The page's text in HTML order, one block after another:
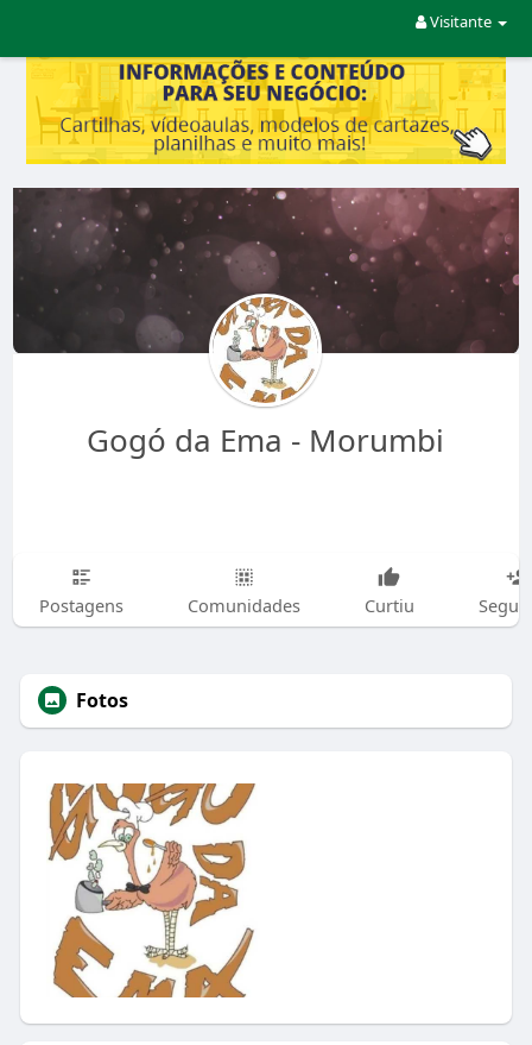
Visitante
Gogó da Ema - Morumbi
Postagens Comunidades Curtiu
Fotos